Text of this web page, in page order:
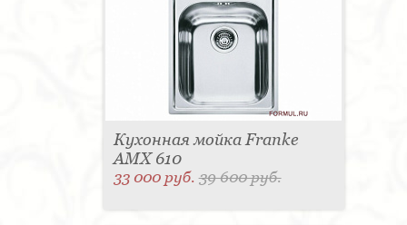
Кухонная мойка Franke
AMX 610
33 000 руб.39 600 руб.